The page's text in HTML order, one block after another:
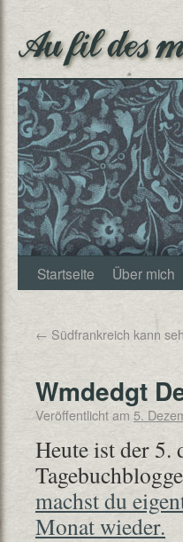
Au fil des
Startseite Über mich
← Südfrankreich kann
Wmdedgt
Veröffentlicht am 5.
Heute ist der 5.
machst du
Monat wieder.